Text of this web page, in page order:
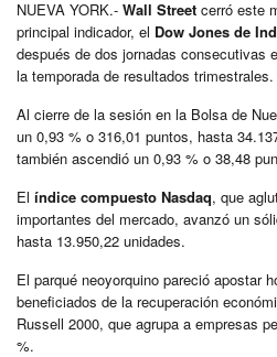
NUEVA YORK.- Wall Street cerró este
principal indicador, el Dow Jones de
después de dos jornadas consecutivas
la temporada de resultados trimestrales.
Al cierre de la sesión en la Bolsa de
un 0,93 % o 316,01 puntos, hasta
también ascendió un 0,93 % o 38,48
El índice compuesto Nasdaq, que
importantes del mercado, avanzó un
hasta 13.950,22 unidades.
El parqué neoyorquino pareció apostar
beneficiados de la recuperación
Russell 2000, que agrupa a empresas
%.